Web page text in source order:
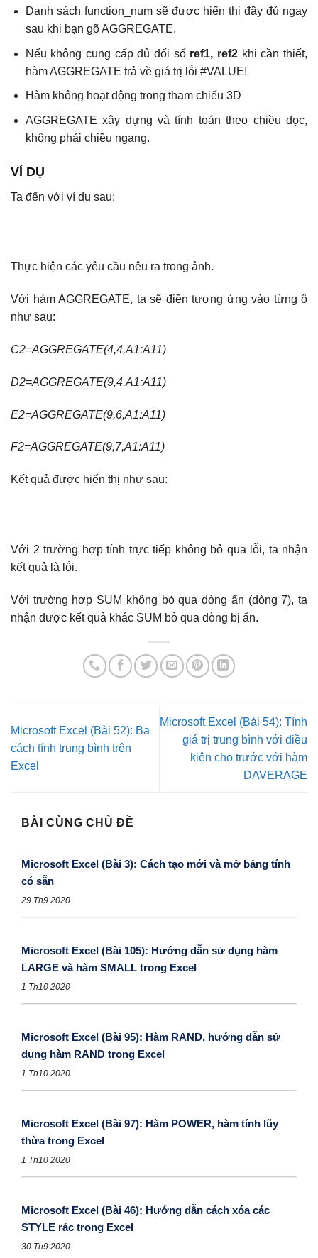
Danh sách function_num sẽ được hiển thị đầy đủ ngay
sau khi bạn gõ AGGREGATE.
Nếu không cung cấp đủ đối số ref1, ref2 khi cần thiết,
hàm AGGREGATE trả về giá trị lỗi #VALUE!
Hàm không hoạt động trong tham chiếu 3D
AGGREGATE xây dựng và tính toán theo chiều dọc,
không phải chiều ngang.
VÍ DỤ
Ta đến với ví dụ sau:
Thực hiện các yêu cầu nêu ra trong ảnh.
Với hàm AGGREGATE, ta sẽ điền tương ứng vào từng ô
như sau:
C2=AGGREGATE(4,4,A1:A11)
D2=AGGREGATE(9,4,A1:A11)
E2=AGGREGATE(9,6,A1:A11)
F2=AGGREGATE(9,7,A1:A11)
Kết quả được hiển thị như sau:
Với 2 trường hợp tính trực tiếp không bỏ qua lỗi, ta nhận
kết quả là lỗi.
Với trường hợp SUM không bỏ qua dòng ẩn (dòng 7), ta
nhận được kết quả khác SUM bỏ qua dòng bị ẩn.
Microsoft Excel (Bài 52): Ba
cách tính trung bình trên
Excel
Microsoft Excel (Bài 54): Tính
giá trị trung bình với điều
kiện cho trước với hàm
DAVERAGE
BÀI CÙNG CHỦ ĐỀ
Microsoft Excel (Bài 3): Cách tạo mới và mở bảng tính
có sẵn
29 Th9 2020
Microsoft Excel (Bài 105): Hướng dẫn sử dụng hàm
LARGE và hàm SMALL trong Excel
1 Th10 2020
Microsoft Excel (Bài 95): Hàm RAND, hướng dẫn sử
dụng hàm RAND trong Excel
1 Th10 2020
Microsoft Excel (Bài 97): Hàm POWER, hàm tính lũy
thừa trong Excel
1 Th10 2020
Microsoft Excel (Bài 46): Hướng dẫn cách xóa các
STYLE rác trong Excel
30 Th9 2020